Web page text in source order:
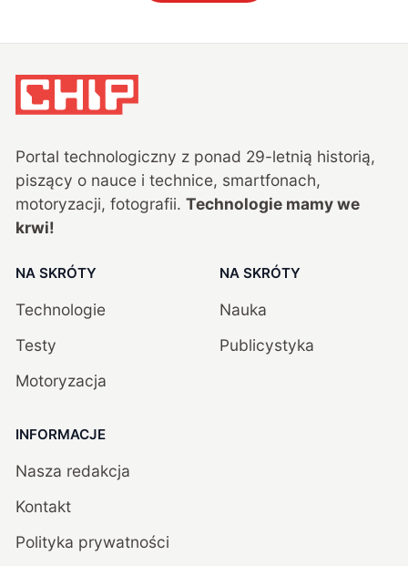
Portal technologiczny z ponad 29-letnią historią,
piszący o nauce i technice, smartfonach,
motoryzacji, fotografii. Technologie mamy we
krwi!
NA SKRÓTY
Technologie
Testy
Motoryzacja
NA SKRÓTY
Nauka
Publicystyka
INFORMACJE
Nasza redakcja
Kontakt
Polityka prywatności